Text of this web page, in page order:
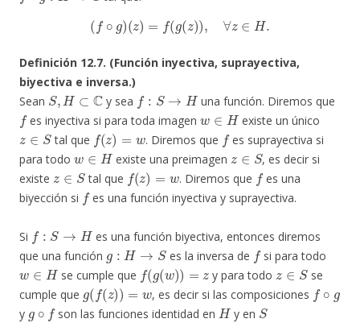
(f∘g) =f(g(z)), ∈H.
Definición 12.7. (Función inyectiva, suprayectiva,
biyectiva e inversa.)
Sean
S,H⊂C
y sea
f: →
una función. Diremos que
f
es inyectiva si para toda imagen
w∈ H
existe un único
z ∈S
tal que
f(z)=w
. Diremos que
f
es suprayectiva si
para todo
w∈H
existe una preimagen
z∈S
, es decir si
existe
z∈ S
tal que
f(z)=w
. Diremos que
f
es una
biyección si
f
es una función inyectiva y suprayectiva.
Si
: →
es una función biyectiva, entonces diremos
que una función
g:H→S
es la inversa de
f
si para todo
w∈ H
se cumple que
(g (w))=z
y para todo
z∈S
se
cumple que
g(f(z))=w
, es decir si las composiciones
f∘
y
g∘f
son las funciones identidad en
H
y en
S